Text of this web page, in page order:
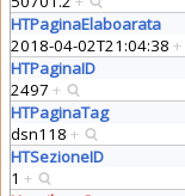
HTPaginaElaboarata
2018-04-02T21:04:38 +
HTPaginaID
2497 +
HTPaginaTag
dsn118 +
HTSezioneID
1 +